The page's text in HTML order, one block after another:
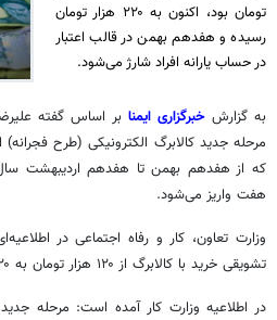
تومان بود، اکنون به ۲۲۰ هزار تومان
رسیده و هفدهم بهمن در قالب اعتبار
در حساب یارانه افراد شارژ می‌شود.
به گزارش خبرگزاری ایمنا بر اساس گفته
مرحله جدید کالابرگ الکترونیکی (طرحفجرانه
که از هفدهم بهمن تا هفدهم اردیبهشت
هفت واریز می‌شود.
وزارت تعاون، کار و رفاه اجتماعی در
تشویقی خرید با کالابرگ از ۱۲۰ هزار تومان به ۲۲۰ هزار تومان را تشریح کرد.
در اطلاعیه وزارت کار آمده است: مرحله